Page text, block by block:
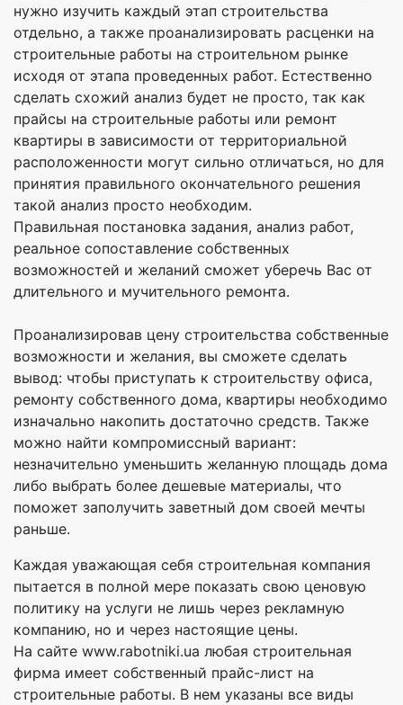
нужно изучить каждый этап строительства
отдельно, а также проанализировать расценки на
строительные работы на строительном рынке
исходя от этапа проведенных работ. Естественно
сделать схожий анализ будет не просто, так как
прайсы на строительные работы или ремонт
квартиры в зависимости от территориальной
расположенности могут сильно отличаться, но для
принятия правильного окончательного решения
такой анализ просто необходим.
Правильная постановка задания, анализ работ,
реальное сопоставление собственных
возможностей и желаний сможет уберечь Вас от
длительного и мучительного ремонта.
Проанализировав цену строительства собственные
возможности и желания, вы сможете сделать
вывод: чтобы приступать к строительству офиса,
ремонту собственного дома, квартиры необходимо
изначально накопить достаточно средств. Также
можно найти компромиссный вариант:
незначительно уменьшить желанную площадь дома
либо выбрать более дешевые материалы, что
поможет заполучить заветный дом своей мечты
раньше.
Каждая уважающая себя строительная компания
пытается в полной мере показать свою ценовую
политику на услуги не лишь через рекламную
компанию, но и через настоящие цены.
На сайте www.rabotniki.ua любая строительная
фирма имеет собственный прайс-лист на
строительные работы. В нем указаны все виды